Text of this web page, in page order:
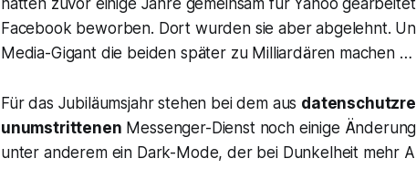
hatten zuvor einige Jahre gemeinsam für Yahoo
Facebook beworben. Dort wurden sie aber abgelehnt.
Media-Gigant die beiden später zu Milliardären machen …
Für das Jubiläumsjahr stehen bei dem aus
unumstrittenen Messenger-Dienst noch einige
unter anderem ein Dark-Mode, der bei Dunkelheit mehr